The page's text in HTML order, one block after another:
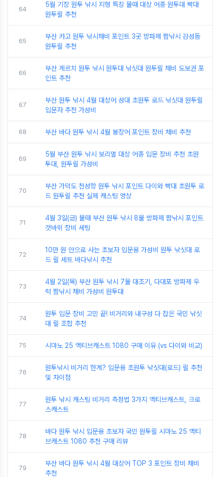
64
5월 기장 원투 낚시 지형 특징 물때 대상 어종 원투대 빡대
원투릴 추천
65
부산 카고 원투 낚시채비 포인트 3곳 방파제 짬낚시 감성돔
원투릴 추천
66
부산 게르치 원투 낚시 원투대 낚싯대 원투릴 채비 도보권 포
인트 추천
67
부산 원투 낚시 4월 대상어 성대 초원투 로드 낚싯대 원투릴
입문자 추천 가성비
68 부산 바다 원투 낚시 4월 붕장어 포인트 장비 채비 추천
69
5월 부산 원투 낚시 보리멸 대상 어종 입문 장비 추천 초원
투대, 원투릴 가성비
70
부산 가덕도 천성항 원투 낚시 포인트 다이와 빡대 초원투 로
드 원투릴 추천 실제 캐스팅 영상
71
4월 3일(금) 물때 부산 원투 낚시 8물 방파제 짬낚시 포인트
갯바위 장비 세팅
72
10만 원 안으로 사는 초보자 입문용 가성비 원투 낚싯대 로
드 릴 세트 바다낚시 추천
73
4월 2일(목) 부산 원투 낚시 7물 대조기, 다대포 방파제 우
럭 짬낚시 채비 가성비 원투대
74
원투 입문 장비 고민 끝! 비거리와 내구성 다 잡은 국민 낚싯
대 릴 조합 추천
75 시마노 25 액티브캐스트 1080 구매 이유 (vs 다이와 비교)
76
원투낚시 비거리 한계? 입문용 초원투 낚싯대(로드) 릴 추천
및 차이점
77
원투 낚시 캐스팅 비거리 측정법 3가지 액티브캐스트, 크로
스캐스트
78
바다 원투 낚시 입문용 초보자 국민 원투릴 시마노 25 액티
브캐스트 1080 추천 구매 리뷰
79
부산 바다 원투 낚시 4월 대상어 TOP 3 포인트 장비 채비
추천